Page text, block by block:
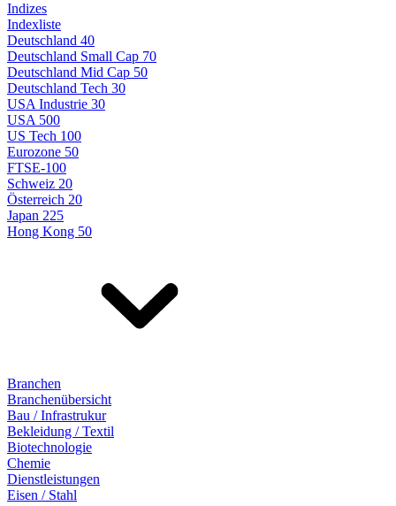
Indizes
Indexliste
Deutschland 40
Deutschland Small Cap 70
Deutschland Mid Cap 50
Deutschland Tech 30
USA Industrie 30
USA 500
US Tech 100
Eurozone 50
FTSE-100
Schweiz 20
Österreich 20
Japan 225
Hong Kong 50
Branchen
Branchenübersicht
Bau / Infrastrukur
Bekleidung / Textil
Biotechnologie
Chemie
Dienstleistungen
Eisen / Stahl